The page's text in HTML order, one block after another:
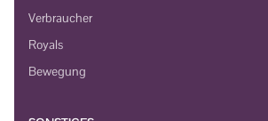
Verbraucher
Royals
Bewegung